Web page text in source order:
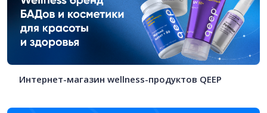
Интернет-магазин wellness-продуктов QEEP